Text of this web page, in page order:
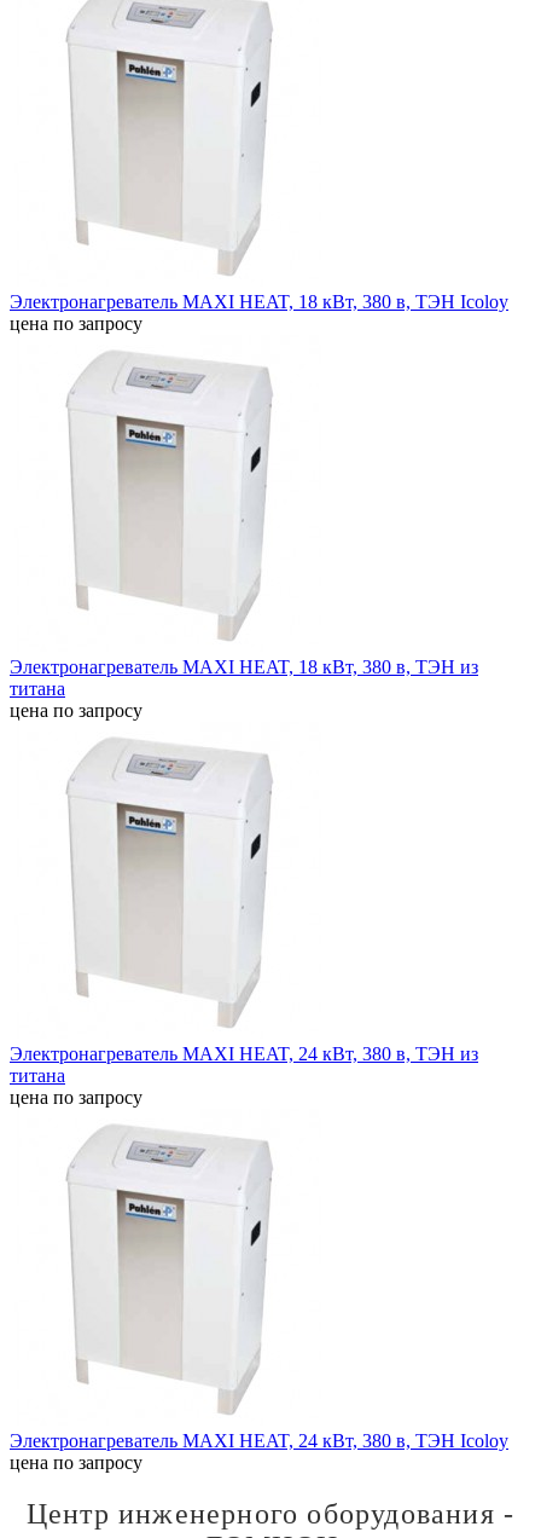
Электронагреватель MAXI HEAT, 18 кВт, 380 в, ТЭН Icoloy
цена по запросу
Электронагреватель MAXI HEAT, 18 кВт, 380 в, ТЭН из
титана
цена по запросу
Электронагреватель MAXI HEAT, 24 кВт, 380 в, ТЭН из
титана
цена по запросу
Электронагреватель MAXI HEAT, 24 кВт, 380 в, ТЭН Icoloy
цена по запросу
Центр инженерного оборудования -